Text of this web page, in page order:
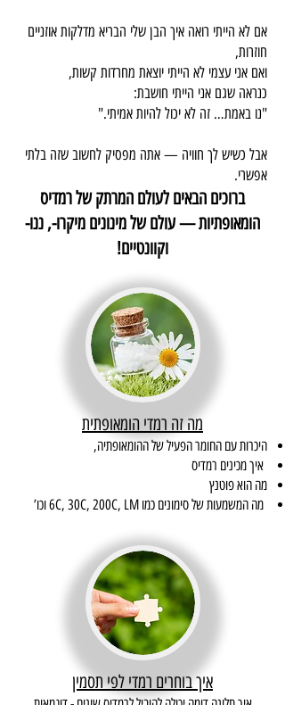
אם לא הייתי רואה איך הבן שלי הבריא מדלקות אוזניים
חוזרות,
ואם אני עצמי לא הייתי יוצאת מחרדות קשות,
כנראה שגם אני הייתי חושבת:
"נו באמת… זה לא יכול להיות אמיתי."
אבל כשיש לך חוויה — אתה מפסיק לחשוב שזה בלתי
אפשרי.
ברוכים הבאים לעולם המרתק של רמדיס
הומאופתיות — עולם של מינונים מיקרו-, ננו-
וקוונטיים!
מה זה רמדי הומאופתית
היכרות עם החומר הפעיל של ההומאופתיה,
איך מכינים רמדיס
מה הוא פוטנץ
מה המשמעות של סימונים כמו 6C, 30C, 200C, LM וכו’
איך בוחרים רמדי לפי תסמין